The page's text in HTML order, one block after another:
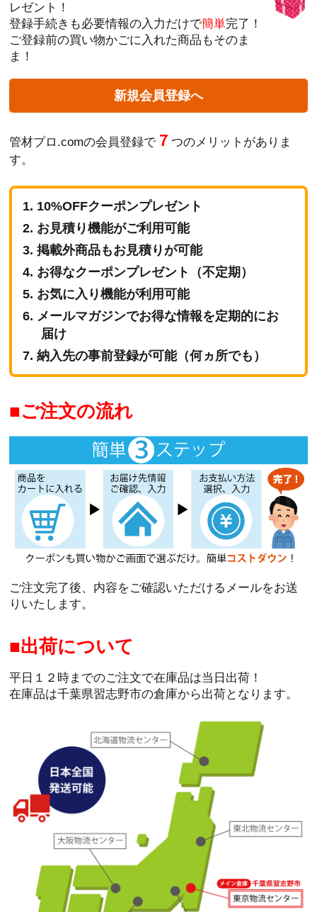
レゼント！
登録手続きも必要情報の入力だけで簡単完了！
ご登録前の買い物かごに入れた商品もそのま
ま！
新規会員登録へ
管材プロ.comの会員登録で ７つのメリットがありま
す。
10%OFFクーポンプレゼント
お見積り機能がご利用可能
掲載外商品もお見積りが可能
お得なクーポンプレゼント（不定期）
お気に入り機能が利用可能
メールマガジンでお得な情報を定期的にお
届け
納入先の事前登録が可能（何ヵ所でも）
ご注文の流れ
ご注文完了後、内容をご確認いただけるメールをお送
りいたします。
出荷について
平日１２時までのご注文で在庫品は当日出荷！
在庫品は千葉県習志野市の倉庫から出荷となります。